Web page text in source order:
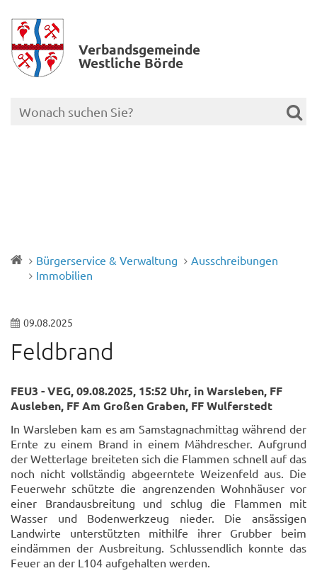
Verbands­gemeinde
Westliche Börde
Bürgerservice & Verwaltung
Ausschreibungen
Immobilien
09.08.2025
Feldbrand
FEU3 - VEG, 09.08.2025, 15:52 Uhr, in Warsleben, FF
Ausleben, FF Am Großen Graben, FF Wulferstedt
In Warsleben kam es am Samstagnachmittag während der
Ernte zu einem Brand in einem Mähdrescher. Aufgrund
der Wetterlage breiteten sich die Flammen schnell auf das
noch nicht vollständig abgeerntete Weizenfeld aus. Die
Feuerwehr schützte die angrenzenden Wohnhäuser vor
einer Brandausbreitung und schlug die Flammen mit
Wasser und Bodenwerkzeug nieder. Die ansässigen
Landwirte unterstützten mithilfe ihrer Grubber beim
eindämmen der Ausbreitung. Schlussendlich konnte das
Feuer an der L104 aufgehalten werden.